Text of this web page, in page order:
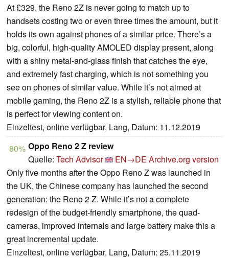
At £329, the Reno 2Z is never going to match up to
handsets costing two or even three times the amount, but it
holds its own against phones of a similar price. There’s a
big, colorful, high-quality AMOLED display present, along
with a shiny metal-and-glass finish that catches the eye,
and extremely fast charging, which is not something you
see on phones of similar value. While it’s not aimed at
mobile gaming, the Reno 2Z is a stylish, reliable phone that
is perfect for viewing content on.
Einzeltest, online verfügbar, Lang, Datum: 11.12.2019
80% Oppo Reno 2 Z review
Quelle: Tech Advisor EN→DE Archive.org version
Only five months after the Oppo Reno Z was launched in
the UK, the Chinese company has launched the second
generation: the Reno 2 Z. While it’s not a complete
redesign of the budget-friendly smartphone, the quad-
cameras, improved internals and large battery make this a
great incremental update.
Einzeltest, online verfügbar, Lang, Datum: 25.11.2019